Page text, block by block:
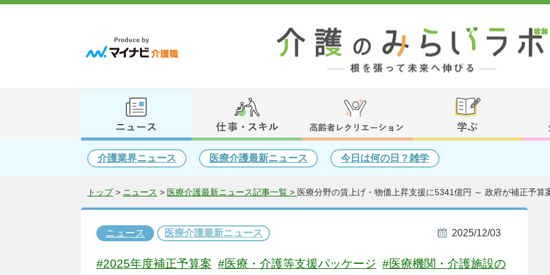
介護業界ニュース 医療介護最新ニュース 今日は何の日？雑学
トップ> ニュース > 医療介護最新ニュース記事一覧 > 医療分野の賃上げ・物価上昇支援に5341億円 ～ 政府が補正予算
ニュース 医療介護最新ニュース 2025/12/03
#2025年度補正予算案 #医療・介護等支援パッケージ #医療機関・介護施設の